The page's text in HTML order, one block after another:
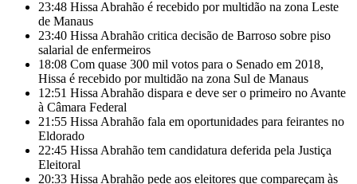
23:48 Hissa Abrahão é recebido por multidão na zona Leste
de Manaus
23:40 Hissa Abrahão critica decisão de Barroso sobre piso
salarial de enfermeiros
18:08 Com quase 300 mil votos para o Senado em 2018,
Hissa é recebido por multidão na zona Sul de Manaus
12:51 Hissa Abrahão dispara e deve ser o primeiro no Avante
à Câmara Federal
21:55 Hissa Abrahão fala em oportunidades para feirantes no
Eldorado
22:45 Hissa Abrahão tem candidatura deferida pela Justiça
Eleitoral
20:33 Hissa Abrahão pede aos eleitores que compareçam às